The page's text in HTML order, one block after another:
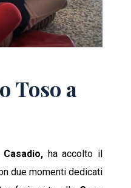
Toso a
ha accolto il
due momenti dedicati